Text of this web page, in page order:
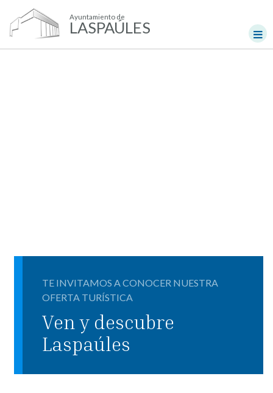
Ayuntamiento de
LASPAÚLES
TE INVITAMOS A CONOCER NUESTRA
OFERTA TURÍSTICA
Ven y descubre
Laspaúles